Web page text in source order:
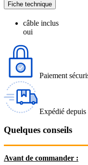
Fiche technique
câble inclus
oui
Paiement
Expédié
Quelques conseils
Avant de commander :